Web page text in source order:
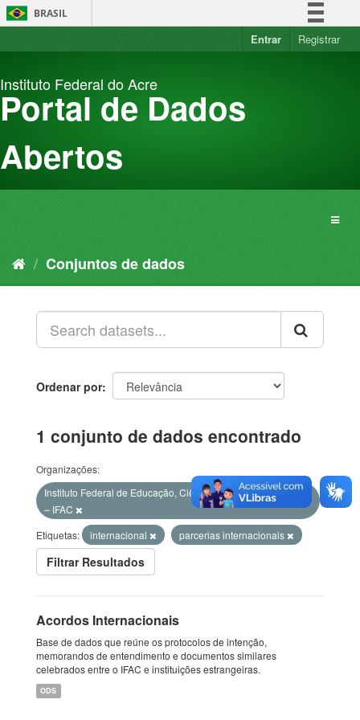
Pular
para
BRASIL
Simplifique!
Acesso à informação
Entrar Registrar
Instituto Federal do Acre
Portal de Dados
Abertos
Conjuntos de dados
Ordenar por
1 conjunto de dados encontrado
Organizações:
Instituto Federal de Educação, Ciência e Tecnologia do Acre
– IFAC
Etiquetas:
internacional parcerias internacionais
Filtrar Resultados
Acordos Internacionais
Base de dados que reúne os protocolos de intenção,
memorandos de entendimento e documentos similares
celebrados entre o IFAC e instituições estrangeiras.
ODS